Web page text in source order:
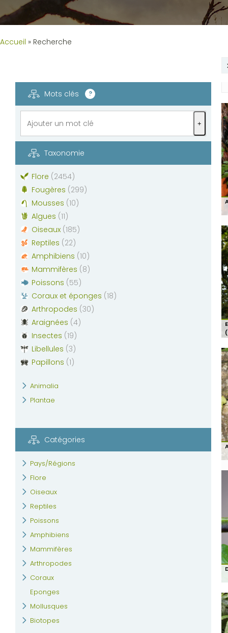
Accueil » Recherche
Mots clés ?
+
Taxonomie
Flore (2454)
Fougères (299)
Mousses (10)
Algues (11)
Oiseaux (185)
Reptiles (22)
Amphibiens (10)
Mammifères (8)
Poissons (55)
Coraux et éponges (18)
Arthropodes (30)
Araignées (4)
Insectes (19)
Libellules (3)
Papillons (1)
Animalia
Plantae
Catégories
Pays/Régions
Flore
Oiseaux
Reptiles
Poissons
Amphibiens
Mammifères
Arthropodes
Coraux
Eponges
Mollusques
Biotopes